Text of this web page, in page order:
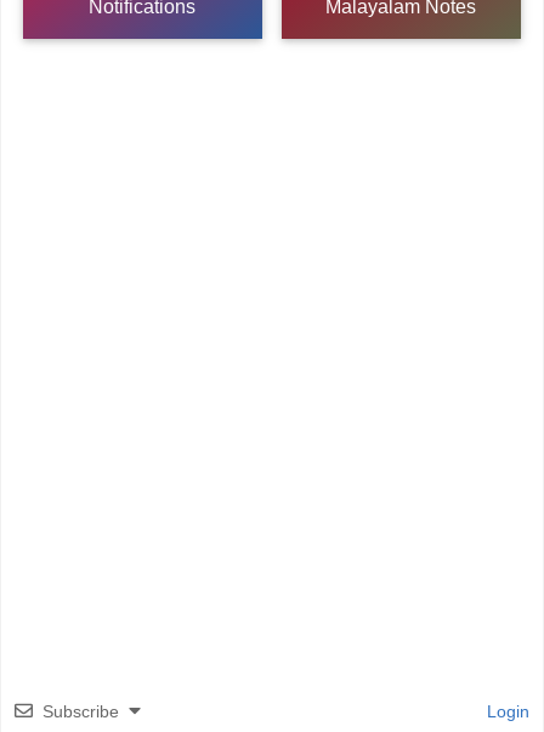
Notifications Malayalam Notes
Subscribe Login